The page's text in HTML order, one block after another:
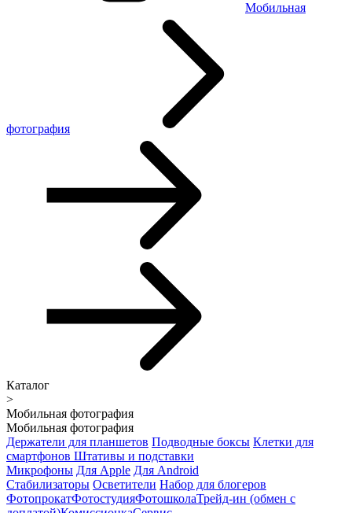
Мобильная
фотография
Каталог
>
Мобильная фотография
Мобильная фотография
Держатели для планшетов Подводные боксы Клетки для
смартфонов Штативы и подставки
Микрофоны Для Apple Для Android
Стабилизаторы Осветители Набор для блогеров
ФотопрокатФотостудияФотошколаТрейд-ин (обмен с